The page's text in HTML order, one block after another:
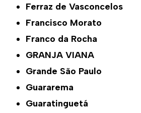
Ferraz de Vasconcelos
Francisco Morato
Franco da Rocha
GRANJA VIANA
Grande São Paulo
Guararema
Guaratinguetá